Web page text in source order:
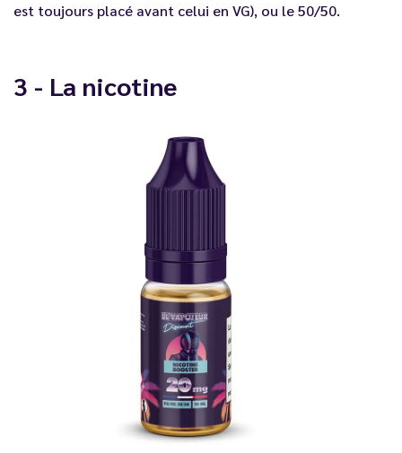
est toujours placé avant celui en VG), ou le 50/50.
3 - La nicotine